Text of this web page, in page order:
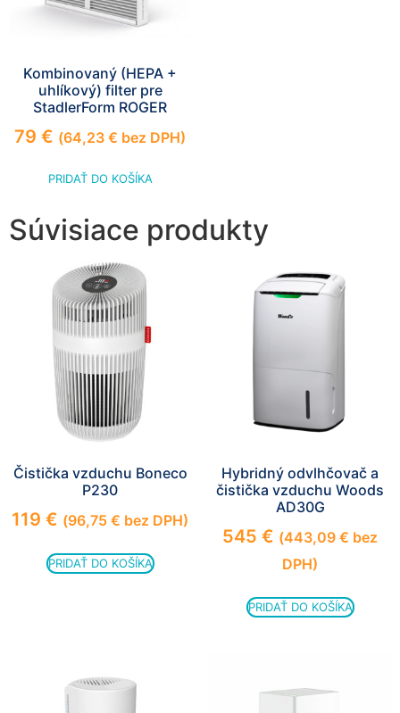
Kombinovaný (HEPA +
uhlíkový) filter pre
StadlerForm ROGER
79 € (64,23 € bez DPH)
PRIDAŤ DO KOŠÍKA
Súvisiace produkty
Čistička vzduchu Boneco
P230
119 € (96,75 € bez DPH)
PRIDAŤ DO KOŠÍKA
Hybridný odvlhčovač a
čistička vzduchu Woods
AD30G
545 € (443,09 € bez
DPH)
PRIDAŤ DO KOŠÍKA